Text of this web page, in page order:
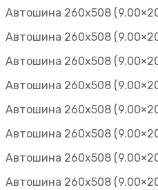
Автошина 260х508
Автошина 260х508
Автошина 260х508
Автошина 260х508
Автошина 260х508
Автошина 260х508
Автошина 260х508
Автошина 260х508